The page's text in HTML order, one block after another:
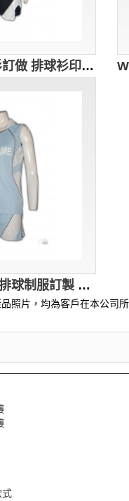
WTV123 排球衫訂做 排球衫印字 學界 波衫鋪 波衫 女 球隊波衫 波衫印字 黑色
WTV103女沙滩排球制服訂製 排球衫訂做 排球衫印字 香港波衫鋪
照片，均為客戶在本公司
式